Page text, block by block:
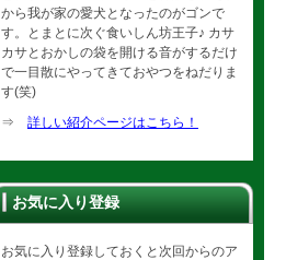
から我が家の愛犬となったのがゴンで
す。とまとに次ぐ食いしん坊王子♪ カサ
カサとおかしの袋を開ける音がするだけ
で一目散にやってきておやつをねだりま
す(笑)
⇒ 詳しい紹介ページはこちら！
お気に入り登録
お気に入り登録しておくと次回からのア